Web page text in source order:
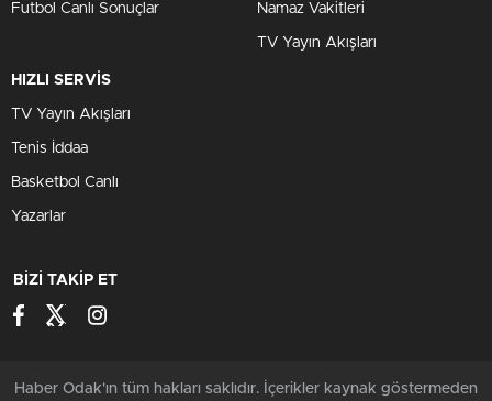
Futbol Canlı Sonuçlar Namaz Vakitleri
TV Yayın Akışları
HIZLI SERVİS
TV Yayın Akışları
Tenis İddaa
Basketbol Canlı
Yazarlar
BİZİ TAKİP ET
Haber Odak'ın tüm hakları saklıdır. İçerikler kaynak göstermeden